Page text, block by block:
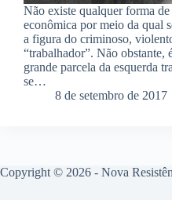
Não existe qualquer forma
econômica por meio da qual
a figura do criminoso,
“trabalhador”. Não obstante,
grande parcela da esquerda
se…
8 de setembro de 2017
Copyright © 2026 - Nova